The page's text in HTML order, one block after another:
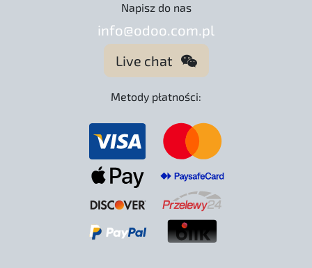
Napisz do nas
info@odoo.com.pl
Live chat
Metody płatności: